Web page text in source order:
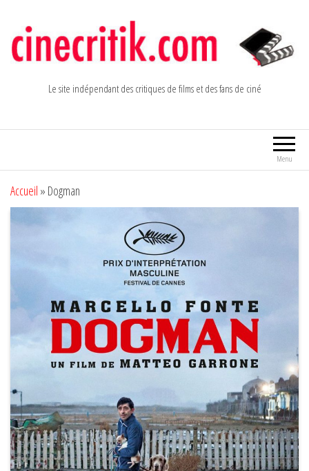
contenu
Le site indépendant des critiques de films et des fans de ciné
Menu
Accueil » Dogman